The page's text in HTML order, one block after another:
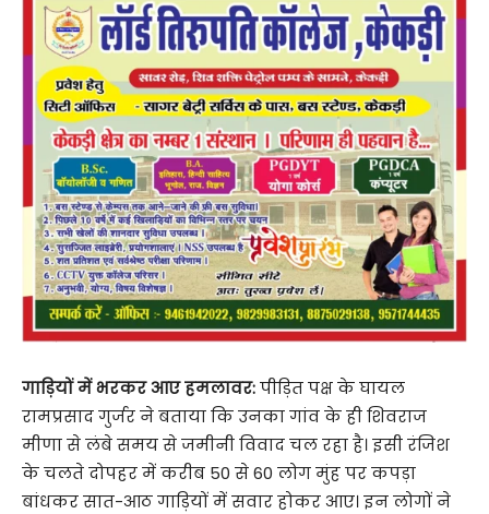
गाड़ियों में भरकर आए हमलावर:पीड़ित पक्ष के घायल
रामप्रसाद गुर्जर ने बताया कि उनका गांव के ही शिवराज
मीणा से लंबे समय से जमीनी विवाद चल रहा है। इसी रंजिश
के चलते दोपहर में करीब 50 से 60 लोग मुंह पर कपड़ा
बांधकर सात-आठ गाड़ियों में सवार होकर आए। इन लोगों ने